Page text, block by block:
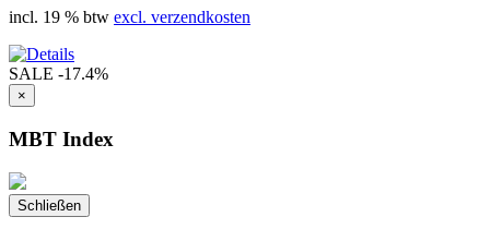
incl. 19 % btw excl. verzendkosten
SALE -17.4%
×
MBT Index
Schließen